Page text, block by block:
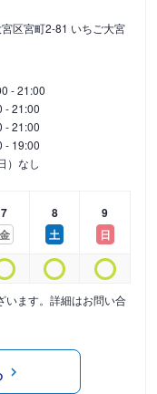
区宮町2-81 いちご大宮
- 21:00
- 21:00
- 21:00
- 19:00
）なし
7
金
8
土
9
日
います。詳細はお問い合